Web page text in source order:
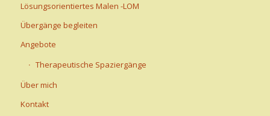
Lösungsorientiertes Malen -LOM
Übergänge begleiten
Angebote
Therapeutische Spaziergänge
Über mich
Kontakt